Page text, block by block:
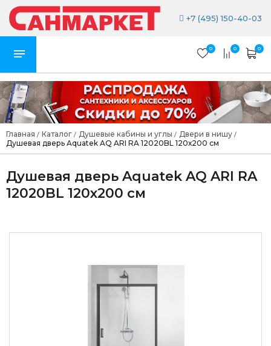
+7 (495) 150-40-03
0 0 0
Главная / Каталог / Душевые кабины и углы / Двери в нишу /
Душевая дверь Aquatek AQ ARI RA 12020BL 120х200 см
Душевая дверь Aquatek AQ ARI RA
12020BL 120х200 см